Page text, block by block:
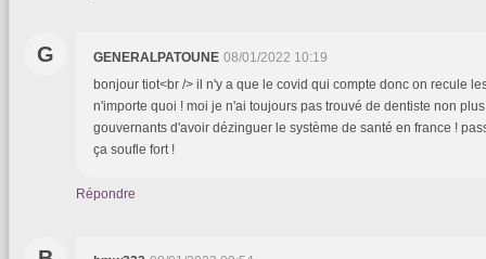
G GENERALPATOUNE 08/01/2022 10:19
bonjour tiot<br /> il n'y a que le covid qui compte donc on recule
n'importe quoi ! moi je n'ai toujours pas trouvé de dentiste non
gouvernants d'avoir dézinguer le système de santé en france !
ça soufle fort !
Répondre